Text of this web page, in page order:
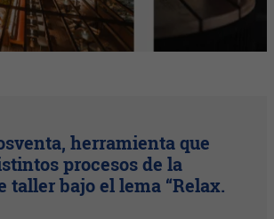
herramienta que
procesos de la
taller bajo el lema “Relax.